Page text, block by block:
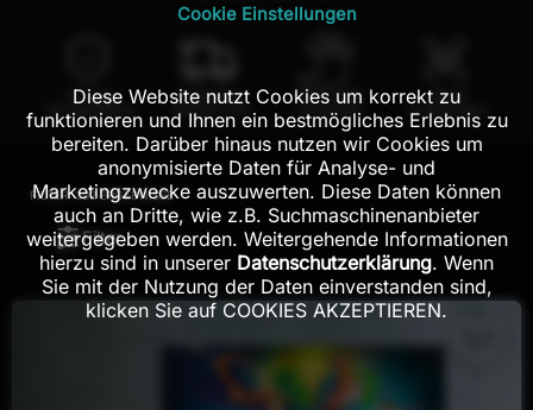
100 Tage
Rückgaberecht
Kostenloser
Versand in DE
100% echte
Handarbeit
Mit AR
Probehängen
FILTER:302 ERGEBNISSE
Filter
Cookie Einstellungen
Diese Website nutzt Cookies um korrekt zu
funktionieren und Ihnen ein bestmögliches Erlebnis zu
bereiten. Darüber hinaus nutzen wir Cookies um
anonymisierte Daten für Analyse- und
Marketingzwecke auszuwerten. Diese Daten können
auch an Dritte, wie z.B. Suchmaschinenanbieter
weitergegeben werden. Weitergehende Informationen
hierzu sind in unserer Datenschutzerklärung. Wenn
Sie mit der Nutzung der Daten einverstanden sind,
klicken Sie auf COOKIES AKZEPTIEREN.